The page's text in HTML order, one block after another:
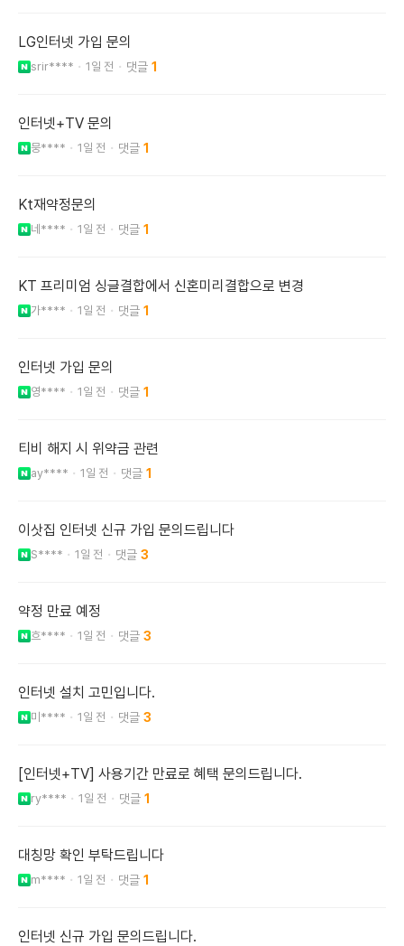
LG인터넷 가입 문의
srir**** 1일 전 1
인터넷+TV 문의
뭉**** 1일 전 1
Kt재약정문의
네**** 1일 전 1
KT 프리미엄 싱글결합에서 신혼미리결합으로 변경
가**** 1일 전 1
인터넷 가입 문의
영**** 1일 전 1
티비 해지 시 위약금 관련
ay**** 1일 전 1
이삿집 인터넷 신규 가입 문의드립니다
S**** 1일 전 3
약정 만료 예정
흐**** 1일 전 3
인터넷 설치 고민입니다.
미**** 1일 전 3
[인터넷+TV] 사용기간 만료로 혜택 문의드립니다.
ry**** 1일 전 1
대칭망 확인 부탁드립니다
m**** 1일 전 1
인터넷 신규 가입 문의드립니다.